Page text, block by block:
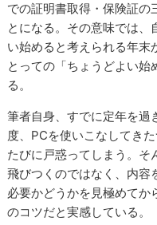
での証明書取得・保険証の
とになる。その意味では
い始めると考えられる年末
とっての「ちょうどよい始
る。
筆者自身、すでに定年を過
度、PCを使いこなしてき
たびに戸惑ってしまう。そ
飛びつくのではなく、内容
必要かどうかを見極めてか
のコツだと実感している。